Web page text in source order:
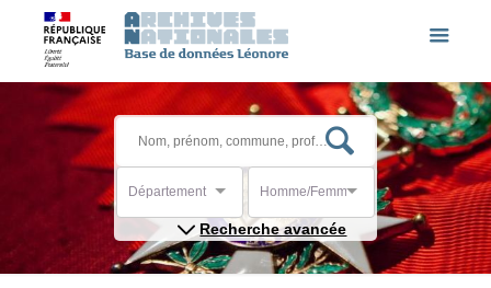
Département Homme/Femme
Recherche avancée